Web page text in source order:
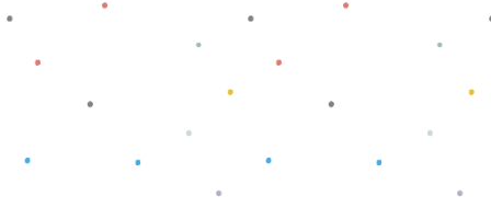
Baca selengkapnya